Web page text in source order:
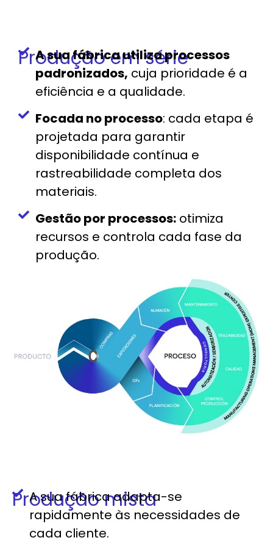
Produção em série
A sua fábrica utiliza processos
padronizados, cuja prioridade é a
eficiência e a qualidade.
Focada no processo: cada etapa é
projetada para garantir
disponibilidade contínua e
rastreabilidade completa dos
materiais.
Gestão por processos:otimiza
recursos e controla cada fase da
produção.
Produção mista
A sua fábrica adapta-se
rapidamente às necessidades de
cada cliente.